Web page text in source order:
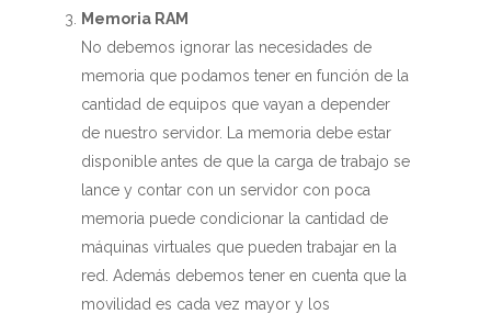
Memoria RAM
No debemos ignorar las necesidades de
memoria que podamos tener en función de la
cantidad de equipos que vayan a depender
de nuestro servidor. La memoria debe estar
disponible antes de que la carga de trabajo se
lance y contar con un servidor con poca
memoria puede condicionar la cantidad de
máquinas virtuales que pueden trabajar en la
red. Además debemos tener en cuenta que la
movilidad es cada vez mayor y los